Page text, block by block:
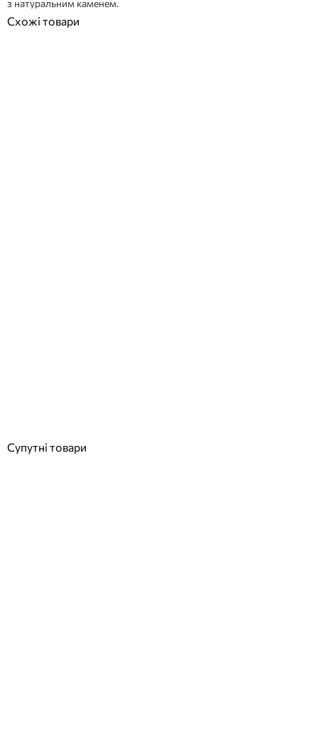
з натуральним каменем.
Схожі товари
Супутні товари